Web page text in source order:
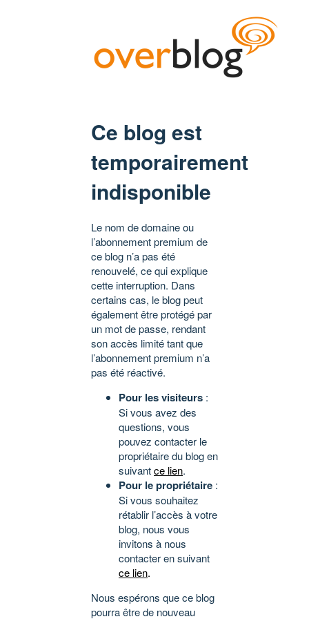
Ce blog est
temporairement
indisponible
Le nom de domaine ou
l’abonnement premium de
ce blog n’a pas été
renouvelé, ce qui explique
cette interruption. Dans
certains cas, le blog peut
également être protégé par
un mot de passe, rendant
son accès limité tant que
l’abonnement premium n’a
pas été réactivé.
Pour les visiteurs :
Si vous avez des
questions, vous
pouvez contacter le
propriétaire du blog en
suivantce lien.
Pour le propriétaire :
Si vous souhaitez
rétablir l’accès à votre
blog, nous vous
invitons à nous
contacter en suivant
ce lien.
Nous espérons que ce blog
pourra être de nouveau